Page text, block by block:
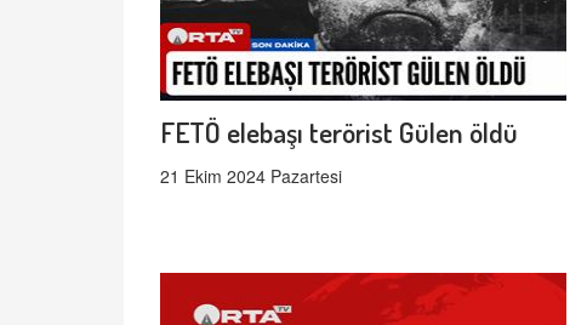
FETÖ elebaşı terörist Gülen öldü
21 Ekim 2024 Pazartesi